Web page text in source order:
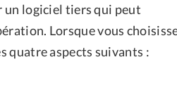
un logiciel tiers qui peut
Lorsque vous
quatre aspects suivants :